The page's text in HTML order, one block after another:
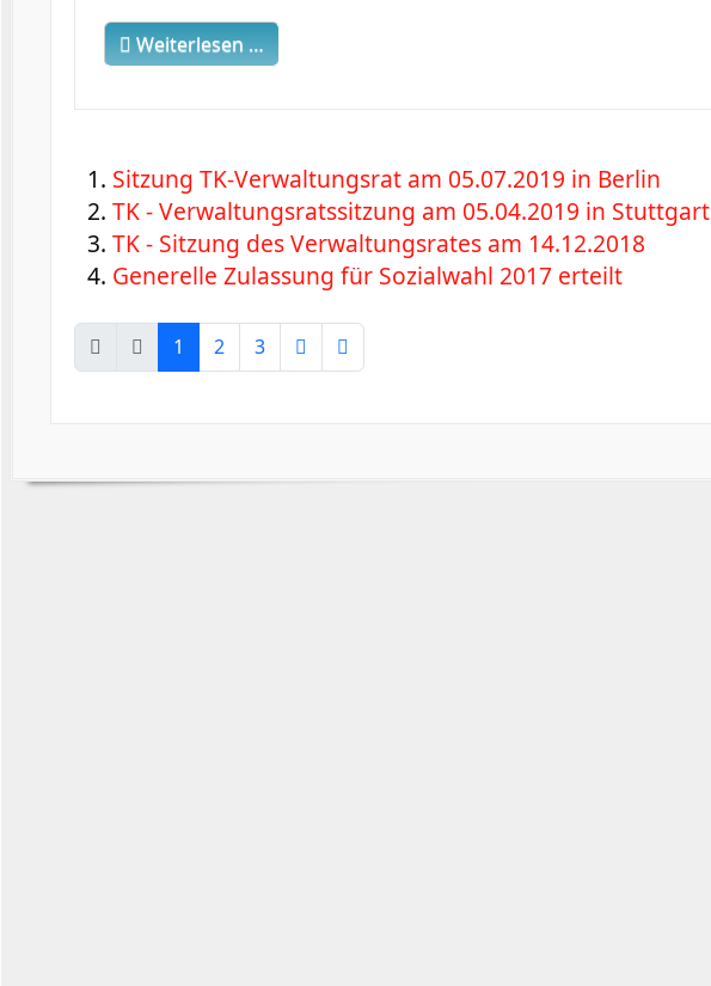
Weiterlesen …
Sitzung TK-Verwaltungsrat am 05.07.2019 in Berlin
TK - Verwaltungsratssitzung am 05.04.2019 in Stuttgart
TK - Sitzung des Verwaltungsrates am 14.12.2018
Generelle Zulassung für Sozialwahl 2017 erteilt
1 2 3